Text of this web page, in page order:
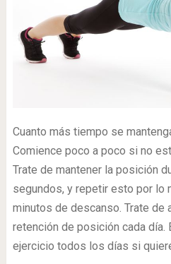
Cuanto más tiempo se
Comience poco a poco si no
Trate de mantener la posición
segundos, y repetir esto por lo
minutos de descanso. Trate de
retención de posición cada día.
ejercicio todos los días si